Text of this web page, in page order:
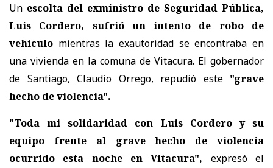
Un escolta del exministro de Seguridad Pública,
Luis Cordero, sufrió un intento de robo de
vehículo mientras la exautoridad se encontraba en
una vivienda en la comuna de Vitacura. El gobernador
de Santiago, Claudio Orrego, repudió este"grave
hecho de violencia".
"Toda mi solidaridad con Luis Cordero y su
equipo frente al grave hecho de violencia
ocurrido esta noche en Vitacura", expresó el